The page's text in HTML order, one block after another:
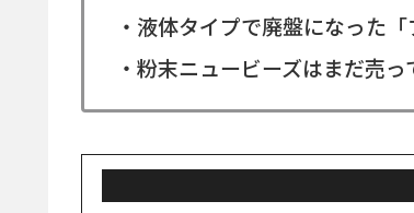
・液体タイプで廃盤になった
・粉末ニュービーズはまだ売